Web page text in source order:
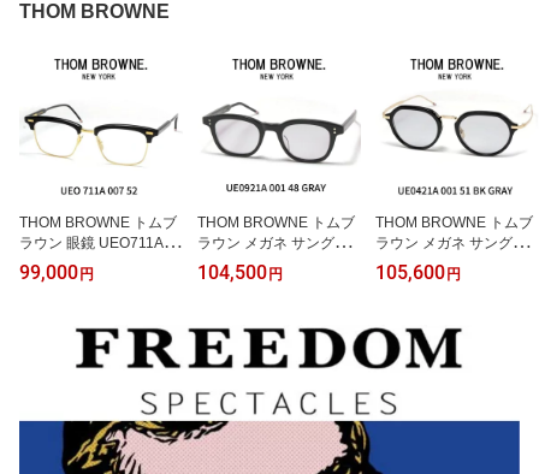
THOM BROWNE
THOM BROWNE トムブ
ラウン 眼鏡 UEO711A 0
07 52 Black ブラック
99,000 円
THOM BROWNE トムブ
ラウン メガネ サングラ
ス UE0921A 001 48 Blac
k GRAY LENS
104,500 円
THOM BROWNE トムブ
ラウン メガネ サングラ
ス UE0421A 001 51 Blac
k GRAY LENS
105,600 円